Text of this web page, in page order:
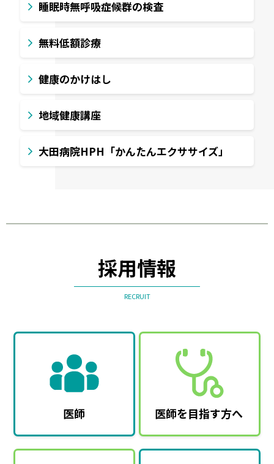
睡眠時無呼吸症候群の検査
無料低額診療
健康のかけはし
地域健康講座
大田病院HPH「かんたんエクササイズ」
採用情報
RECRUIT
医師 医師を目指す方へ